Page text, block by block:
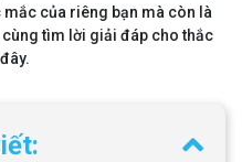
của riêng bạn mà còn là
tìm lời giải đáp cho thắc